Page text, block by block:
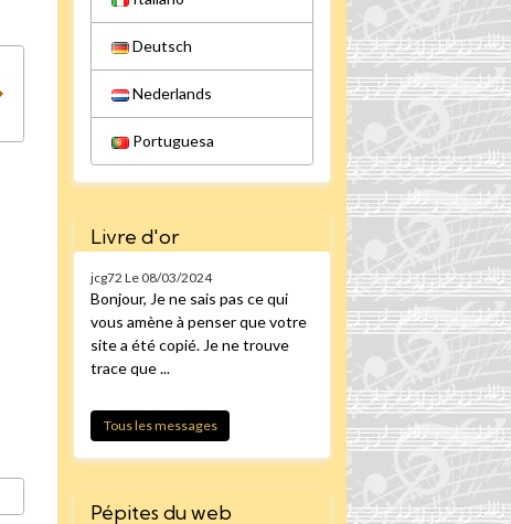
Deutsch
Nederlands
Portuguesa
Livre d'or
jcg72 Le 08/03/2024
Bonjour, Je ne sais pas ce qui
vous amène à penser que votre
site a été copié. Je ne trouve
trace que ...
Tous les messages
Pépites du web